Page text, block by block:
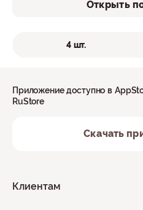
Открыть
4 шт.
Клиентам
Приложение доступно в
RuStore
Скачать